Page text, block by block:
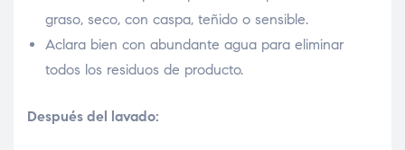
graso, seco, con caspa, teñido o sensible.
Aclara bien con abundante agua para eliminar
todos los residuos de producto.
Después del lavado: